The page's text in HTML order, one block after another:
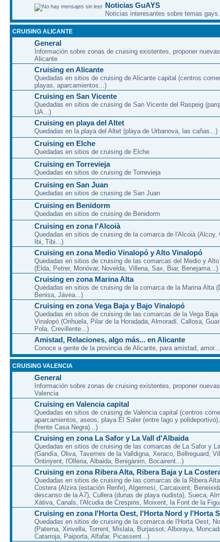
Noticias GuAYS
Noticias interesantes sobre temas
CRUISING ALICANTE
General
Información sobre zonas de cruising existentes, proponer
Alicante
Cruising en Alicante
Quedadas en sitios de cruising de Alicante capital (centros
playas, aparcamientos...)
Cruising en San Vicente
Quedadas en sitios de cruising de San Vicente del Raspeig
UA...)
Cruising en playa del Altet
Quedadas en la playa del Altet (playa de Urbanova, las cañas...)
Cruising en Elche
Quedadas en sitios de cruising de Elche
Cruising en Torrevieja
Quedadas en sitios de cruising de Torrevieja
Cruising en San Juan
Quedadas en sitios de cruising de San Juan
Cruising en Benidorm
Quedadas en sitios de cruising de Benidorm
Cruising en zona l'Alcoià
Quedadas en sitios de cruising de la comarca de l'Alcoià (Alcoy,
Ibi, Tibi...)
Cruising en zona Medio Vinalopó y Alto Vinalopó
Quedadas en sitios de cruising de las comarcas del Medio y
(Elda, Petrer, Monóvar, Novelda, Villena, Sax, Biar, Benejama...)
Cruising en zona Marina Alta
Quedadas en sitios de cruising de la comarca de la Marina Alta
Benisa, Jávea...)
Cruising en zona Vega Baja y Bajo Vinalopó
Quedadas en sitios de cruising de las comarcas de la Vega Baja
Vinalopó (Orihuela, Pilar de la Horadada, Almoradí, Callosa,
Pola, Crevillente...)
Amistad, Relaciones, algo más... en Alicante
Conoce a gente de la provincia de Alicante, para amistad,
CRUISING VALENCIA
General
Información sobre zonas de cruising existentes, proponer
Valencia
Cruising en Valencia capital
Quedadas en sitios de cruising de Valencia capital (centros
aparcamientos, aseos, playa El Saler (entre lago y
(frente Casa Negra)...)
Cruising en zona La Safor y La Vall d'Albaida
Quedadas en sitios de cruising de las comarcas de La Safor y
(Gandía, Oliva, Tavernes de la Valldigna, Xeraco, Bellreguard,
Ontinyent, l'Olleria, Albaida, Benigànim, Bocairent...)
Cruising en zona Ribera Alta, Ribera Baja y La
Quedadas en sitios de cruising de las comarcas de la Ribera
Costera (Alzira (estación Renfe), Algemesí, Carcaixent,
descanso de la A7), Cullera (dunas de playa nudista), Sueca,
Xàtiva, Canals, l'Alcudia de Crespins, Moixent, la Font de la
Cruising en zona l'Horta Oest, l'Horta Nord y l'Horta
Quedadas en sitios de cruising de la comarca de l'Horta Oest,
(Paterna, Xirivella, Torrent, Mislata, Burjassot, Alboraya,
Catarroja, Paiporta, Alfafar, Picassent...)